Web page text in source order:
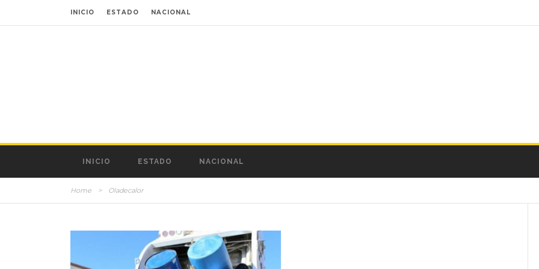
INICIO ESTADO NACIONAL
INICIO ESTADO NACIONAL
Home > Oladecalor